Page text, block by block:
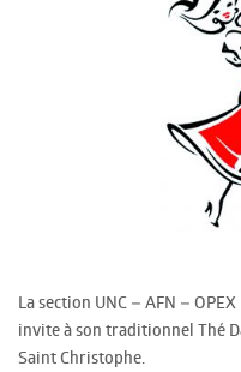
La section UNC – AFN –
invite à son traditionnel Thé
Saint Christophe.